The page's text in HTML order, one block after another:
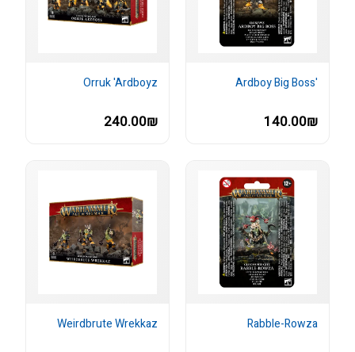
'Ardboy Big Boss
140.00₪
Orruk 'Ardboyz
240.00₪
Rabble-Rowza
Weirdbrute Wrekkaz